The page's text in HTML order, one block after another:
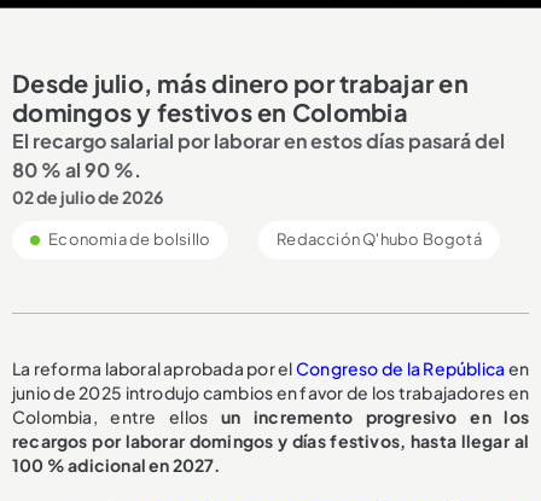
Desde julio, más dinero por trabajar en
domingos y festivos en Colombia
El recargo salarial por laborar en estos días pasará del
80 % al 90 %.
02 de julio de 2026
Economia de bolsillo Redacción Q'hubo Bogotá
La reforma laboral aprobada por elCongreso de la República en
junio de 2025 introdujo cambios en favor de los trabajadores en
Colombia, entre ellos un incremento progresivo en los
recargos por laborar domingos y días festivos, hasta llegar al
100 % adicional en 2027.